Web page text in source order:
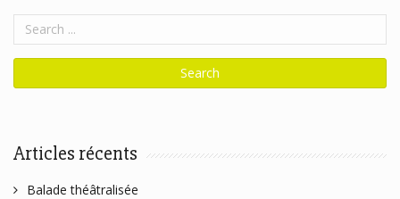
Articles récents
Balade théâtralisée